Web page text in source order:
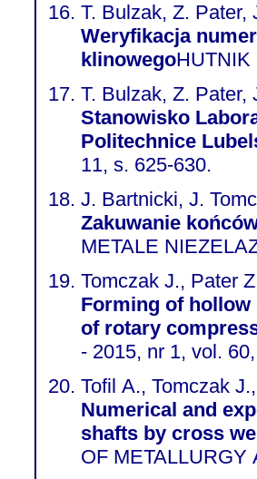
T. Bulzak, Z. Pater,
Weryfikacja
klinowegoHUTNIK
T. Bulzak, Z. Pater,
Stanowisko
Politechnice
11, s. 625-630.
J. Bartnicki, J.
Zakuwanie
METALE
Tomczak J., Pater
Forming of
of rotary
- 2015, nr 1, vol.
Tofil A., Tomczak
Numerical and
shafts by cross
OF METALLURGY